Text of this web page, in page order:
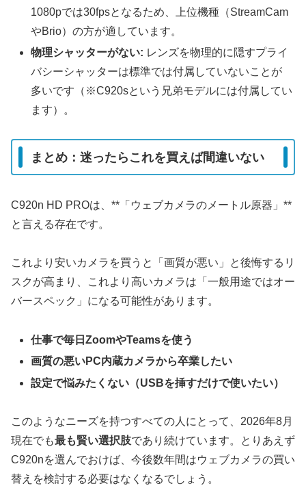
1080pでは30fpsとなるため、上位機種（StreamCam
やBrio）の方が適しています。
物理シャッターがない: レンズを物理的に隠すプライ
バシーシャッターは標準では付属していないことが
多いです（※C920sという兄弟モデルには付属してい
ます）。
まとめ：迷ったらこれを買えば間違いない
C920n HD PROは、**「ウェブカメラのメートル原器」**
と言える存在です。
これより安いカメラを買うと「画質が悪い」と後悔するリ
スクが高まり、これより高いカメラは「一般用途ではオー
バースペック」になる可能性があります。
仕事で毎日ZoomやTeamsを使う
画質の悪いPC内蔵カメラから卒業したい
設定で悩みたくない（USBを挿すだけで使いたい）
このようなニーズを持つすべての人にとって、2026年8月
現在でも最も賢い選択肢であり続けています。とりあえず
C920nを選んでおけば、今後数年間はウェブカメラの買い
替えを検討する必要はなくなるでしょう。